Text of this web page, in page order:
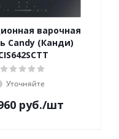
варочная
Candy (Канди)
Уточняйте
руб./шт